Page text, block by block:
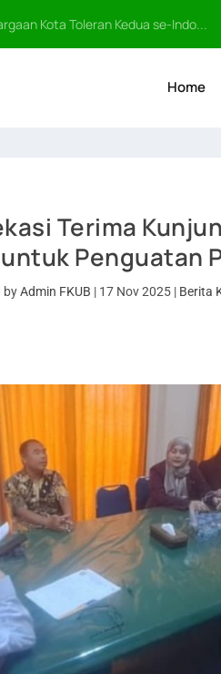
Kota Toleran Kedua se-Indo...
Home
Terima
Penguatan
byAdmin FKUB | 17 Nov 2025 | Berita